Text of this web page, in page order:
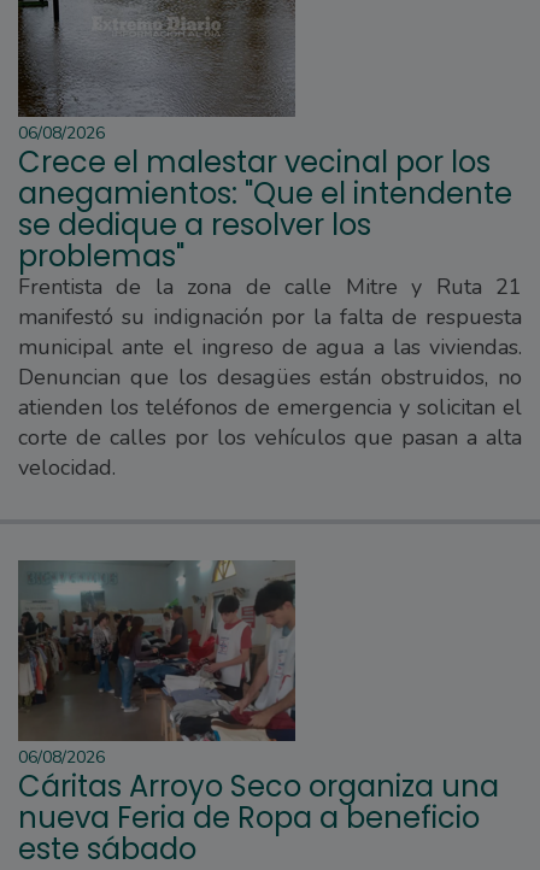
06/08/2026
Crece el malestar vecinal por los
anegamientos: "Que el intendente
se dedique a resolver los
problemas"
Frentista de la zona de calle Mitre y Ruta 21
manifestó su indignación por la falta de respuesta
municipal ante el ingreso de agua a las viviendas.
Denuncian que los desagües están obstruidos, no
atienden los teléfonos de emergencia y solicitan el
corte de calles por los vehículos que pasan a alta
velocidad.
06/08/2026
Cáritas Arroyo Seco organiza una
nueva Feria de Ropa a beneficio
este sábado